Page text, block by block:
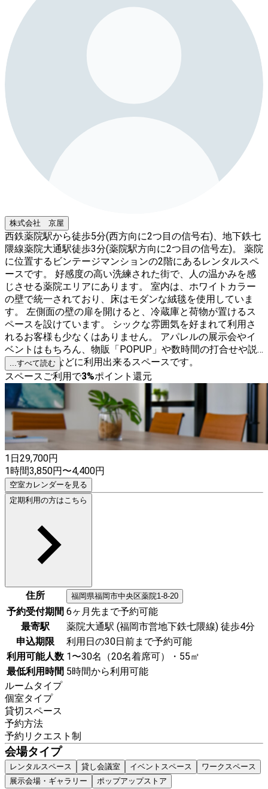
株式会社 京屋
西鉄薬院駅から徒歩5分(西方向に2つ目の信号右)、地下鉄七
隈線薬院大通駅徒歩3分(薬院駅方向に2つ目の信号左)。 薬院
に位置するビンテージマンションの2階にあるレンタルスペ
ースです。 好感度の高い洗練された街で、人の温かみを感
じさせる薬院エリアにあります。 室内は、ホワイトカラー
の壁で統一されており、床はモダンな絨毯を使用していま
す。 左側面の壁の扉を開けると、冷蔵庫と荷物が置けるス
ペースを設けています。 シックな雰囲気を好まれて利用さ
れるお客様も少なくはありません。 アパレルの展示会やイ
ベントはもちろん、物販「POPUP」や数時間の打合せや説
明会、 会議などに利用出来るスペースです。
...すべて読む
スペースご利用で3%ポイント還元
1日29,700円
1時間3,850円〜4,400円
空室カレンダーを見る
定期利用の方はこちら
住所 福岡県福岡市中央区薬院1-8-20
予約受付期間 6ヶ月先まで予約可能
最寄駅
薬院大通駅 (福岡市営地下鉄七隈線) 徒歩4分
申込期限
利用日の30日前まで予約可能
利用可能人数 1〜30名（20名着席可）・55㎡
最低利用時間 5時間から利用可能
ルームタイプ
個室タイプ
貸切スペース
予約方法
予約リクエスト制
会場タイプ
レンタルスペース 貸し会議室 イベントスペース
ワークスペース
展示会場・ギャラリー
ポップアップストア